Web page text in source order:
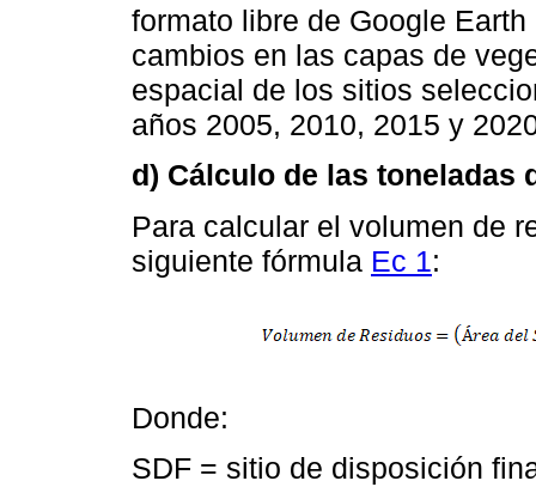
formato libre de Google Earth
cambios en las capas de
espacial de los sitios
años 2005, 2010, 2015 y
d) Cálculo de las toneladas
Para calcular el volumen de
siguiente fórmula Ec 1 :
Donde:
SDF = sitio de disposición